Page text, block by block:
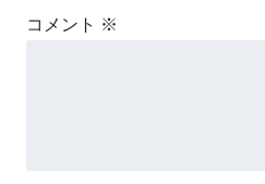
コメント ※